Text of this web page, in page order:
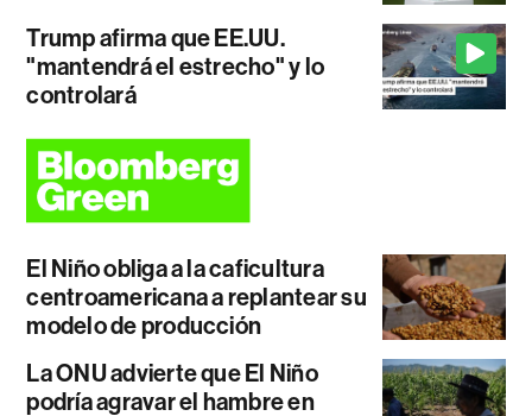
Trump afirma que EE.UU.
"mantendrá el estrecho" y lo
controlará
El Niño obliga a la caficultura
centroamericana a replantear su
modelo de producción
La ONU advierte que El Niño
podría agravar el hambre en